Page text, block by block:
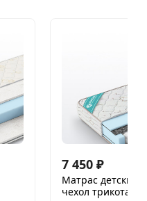
7 450 ₽
Матрас детский
чехол трикотаж